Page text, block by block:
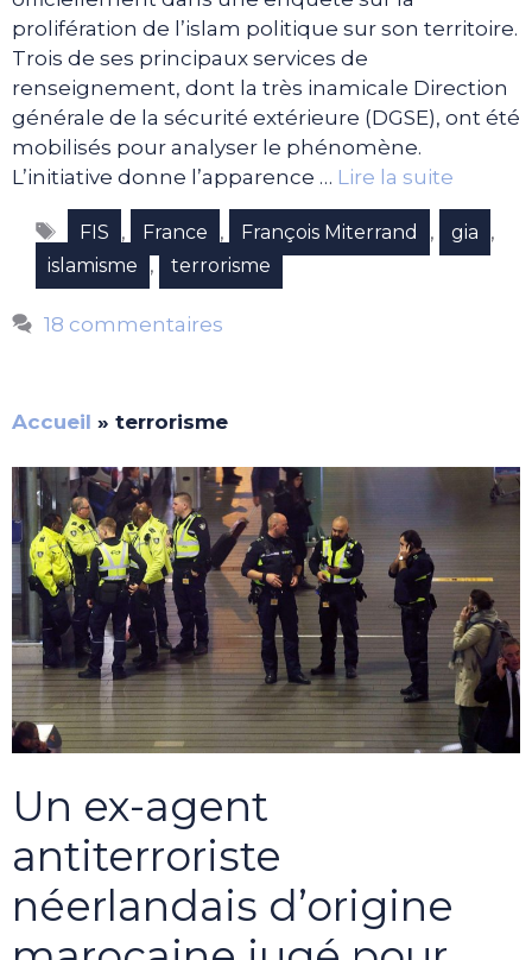
prolifération de l’islam politique sur son territoire.
Trois de ses principaux services de
renseignement, dont la très inamicale Direction
générale de la sécurité extérieure (DGSE), ont été
mobilisés pour analyser le phénomène.
L’initiative donne l’apparence … Lire la suite
Étiquettes
FIS , France , François Miterrand , gia ,
islamisme , terrorisme
18 commentaires
Accueil » terrorisme
Un ex-agent
antiterroriste
néerlandais d’origine